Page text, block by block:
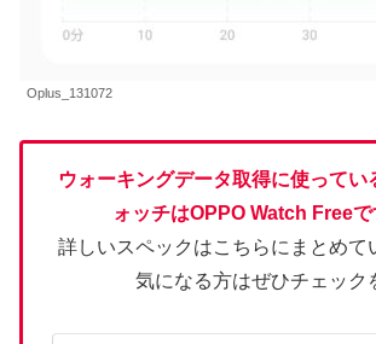
Oplus_131072
ウォーキングデータ取得に使ってい
ォッチはOPPO Watch Freeで
詳しいスペックはこちらにまとめて
気になる方はぜひチェック